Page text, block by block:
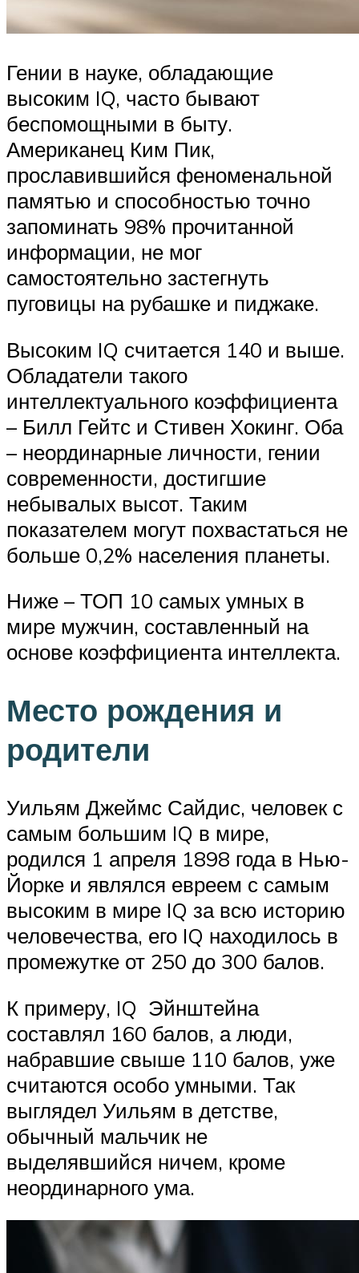
Гении в науке, обладающие
высоким IQ, часто бывают
беспомощными в быту.
Американец Ким Пик,
прославившийся феноменальной
памятью и способностью точно
запоминать 98% прочитанной
информации, не мог
самостоятельно застегнуть
пуговицы на рубашке и пиджаке.
Высоким IQ считается 140 и выше.
Обладатели такого
интеллектуального коэффициента
– Билл Гейтс и Стивен Хокинг. Оба
– неординарные личности, гении
современности, достигшие
небывалых высот. Таким
показателем могут похвастаться не
больше 0,2% населения планеты.
Ниже – ТОП 10 самых умных в
мире мужчин, составленный на
основе коэффициента интеллекта.
Место рождения и
родители
Уильям Джеймс Сайдис, человек с
самым большим IQ в мире,
родился 1 апреля 1898 года в Нью-
Йорке и являлся евреем с самым
высоким в мире IQ за всю историю
человечества, его IQ находилось в
промежутке от 250 до 300 балов.
К примеру, IQ Эйнштейна
составлял 160 балов, а люди,
набравшие свыше 110 балов, уже
считаются особо умными. Так
выглядел Уильям в детстве,
обычный мальчик не
выделявшийся ничем, кроме
неординарного ума.